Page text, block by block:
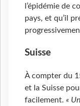
l’épidémie de
pays, et qu’il
Suisse
À compter du
et la Suisse
facilement. «